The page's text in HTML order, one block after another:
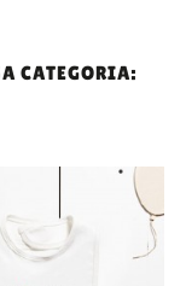
CATEGORIA: